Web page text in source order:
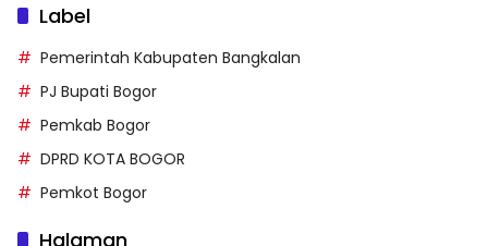
Label
Pemerintah Kabupaten Bangkalan
PJ Bupati Bogor
Pemkab Bogor
DPRD KOTA BOGOR
Pemkot Bogor
Halaman